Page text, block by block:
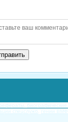
рефераты, биографические
спецслужб, гении ВМФ,